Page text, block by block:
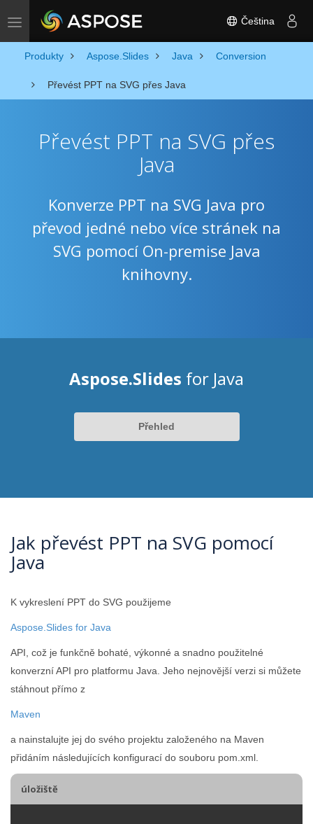
Toggle navigation Čeština
Produkty Aspose.Slides Java Conversion
Převést PPT na SVG přes Java
Převést PPT na SVG přes
Java
Konverze PPT na SVG Java pro
převod jedné nebo více stránek na
SVG pomocí On-premise Java
knihovny.
Aspose.Slides for Java
Přehled
Jak převést PPT na SVG pomocí
Java
K vykreslení PPT do SVG použijeme
Aspose.Slides for Java
API, což je funkčně bohaté, výkonné a snadno použitelné
konverzní API pro platformu Java. Jeho nejnovější verzi si můžete
stáhnout přímo z
Maven
a nainstalujte jej do svého projektu založeného na Maven
přidáním následujících konfigurací do souboru pom.xml.
úložiště